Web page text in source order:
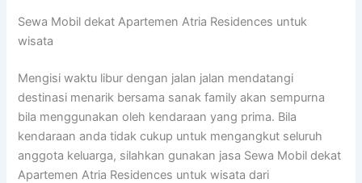
Sewa Mobil dekat Apartemen Atria Residences untuk
wisata
Mengisi waktu libur dengan jalan jalan mendatangi
destinasi menarik bersama sanak family akan sempurna
bila menggunakan oleh kendaraan yang prima. Bila
kendaraan anda tidak cukup untuk mengangkut seluruh
anggota keluarga, silahkan gunakan jasa Sewa Mobil dekat
Apartemen Atria Residences untuk wisata dari